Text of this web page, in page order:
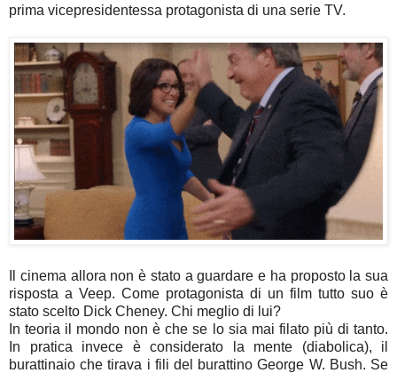
prima vicepresidentessa protagonista di una serie TV.
Il cinema allora non è stato a guardare e ha proposto la sua
risposta a Veep. Come protagonista di un film tutto suo è
stato scelto Dick Cheney. Chi meglio di lui?
In teoria il mondo non è che se lo sia mai filato più di tanto.
In pratica invece è considerato la mente (diabolica), il
burattinaio che tirava i fili del burattino George W. Bush. Se